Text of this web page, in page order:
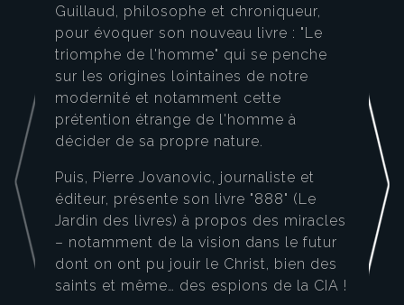
Guillaud, philosophe et chroniqueur,
pour évoquer son nouveau livre : "Le
triomphe de l'homme" qui se penche
sur les origines lointaines de notre
modernité et notamment cette
prétention étrange de l'homme à
décider de sa propre nature.
Puis, Pierre Jovanovic, journaliste et
éditeur, présente son livre "888" (Le
Jardin des livres) à propos des miracles
– notamment de la vision dans le futur
dont on ont pu jouir le Christ, bien des
saints et même… des espions de la CIA !